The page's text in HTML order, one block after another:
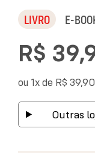
LIVRO E-
R$
ou 1x de R$ 39,90
Outras